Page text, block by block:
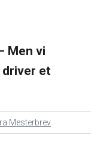
Men vi
driver et
Mesterbrev